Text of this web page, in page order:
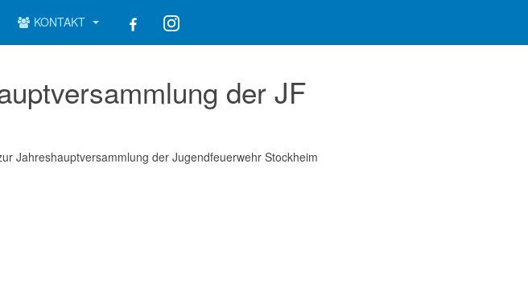
KONTAKT
der JF
Jahreshauptversammlung der Jugendfeuerwehr Stockheim